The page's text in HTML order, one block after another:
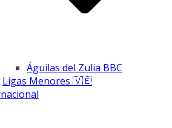
Águilas del Zulia BBC
Ligas Menores 🇻🇪